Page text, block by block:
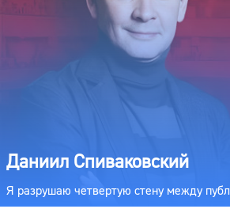
Даниил Спиваковский
Я разрушаю четвертую стену между